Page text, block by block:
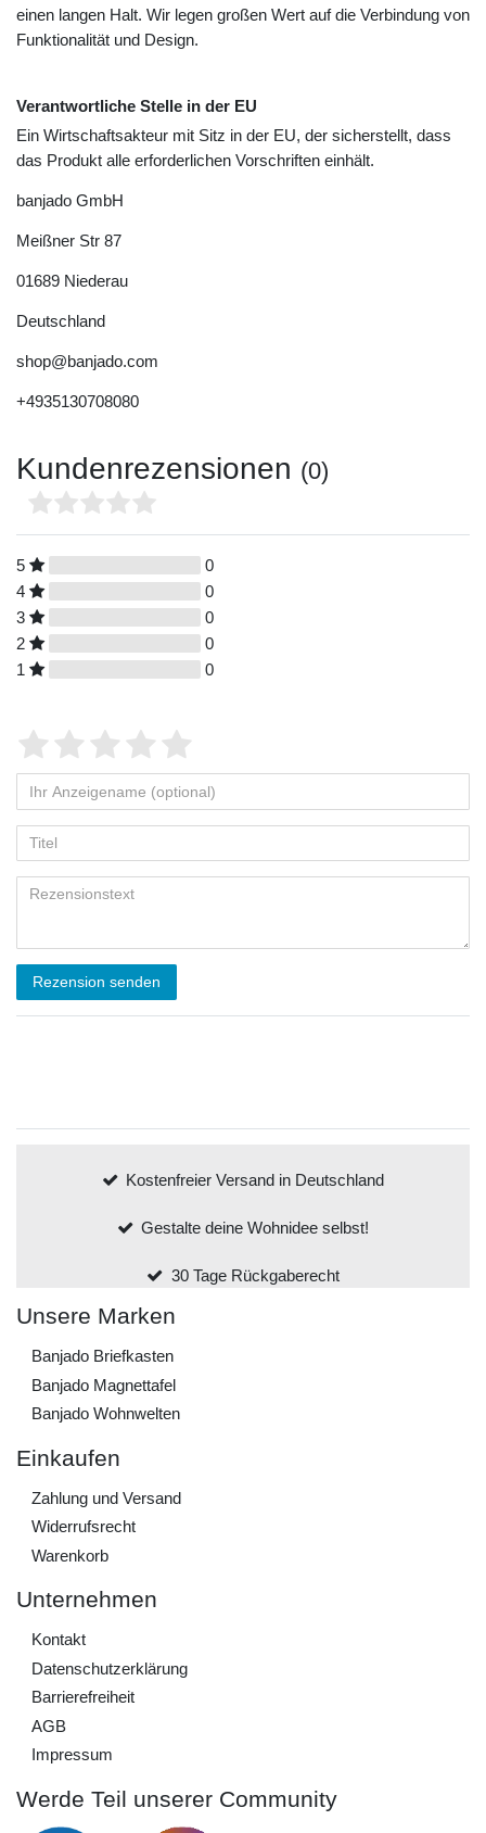
einen langen Halt. Wir legen großen Wert auf die Verbindung von
Funktionalität und Design.
Verantwortliche Stelle in der EU
Ein Wirtschaftsakteur mit Sitz in der EU, der sicherstellt, dass
das Produkt alle erforderlichen Vorschriften einhält.
banjado GmbH
Meißner Str 87
01689 Niederau
Deutschland
shop@banjado.com
+4935130708080
Kundenrezensionen (0)
5
0
4
0
3
0
2
0
1
0
Rezension senden
Kostenfreier Versand in Deutschland
Gestalte deine Wohnidee selbst!
30 Tage Rückgaberecht
Unsere Marken
Banjado Briefkasten
Banjado Magnettafel
Banjado Wohnwelten
Einkaufen
Zahlung und Versand
Widerrufs­recht
Warenkorb
Unternehmen
Kontakt
Daten­schutz­erklärung
Barrierefreiheit
AGB
Impressum
Werde Teil unserer Community